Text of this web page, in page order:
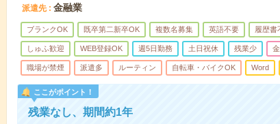
派遣先 金融業
ブランクOK 既卒第二新卒OK 複数名募集 英語不要 履歴書
しゅふ歓迎 WEB登録OK 週5日勤務 土日祝休 残業少
職場が禁煙 派遣多 ルーティン 自転車・バイクOK Word
ここがポイント！
残業なし、期間約1年